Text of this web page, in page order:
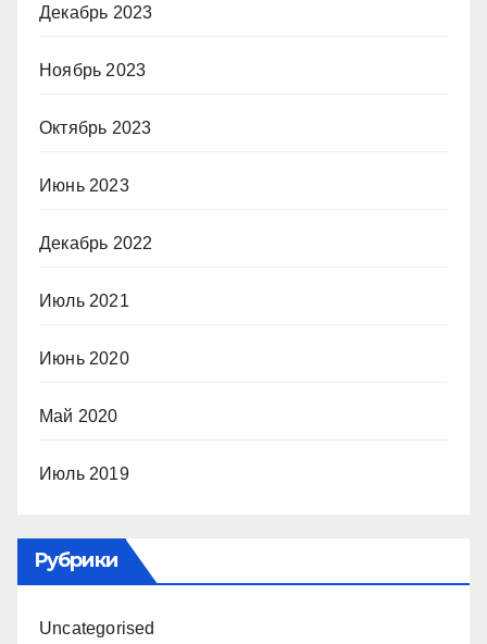
Декабрь 2023
Ноябрь 2023
Октябрь 2023
Июнь 2023
Декабрь 2022
Июль 2021
Июнь 2020
Май 2020
Июль 2019
Рубрики
Uncategorised